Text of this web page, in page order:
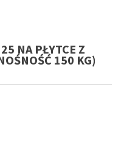
NA PŁYTCE Z
150 KG)